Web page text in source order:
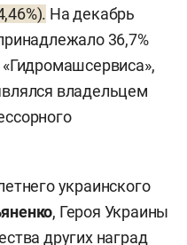
На декабрь
36,7%
владельцем
украинского
, Героя Украины
других наград